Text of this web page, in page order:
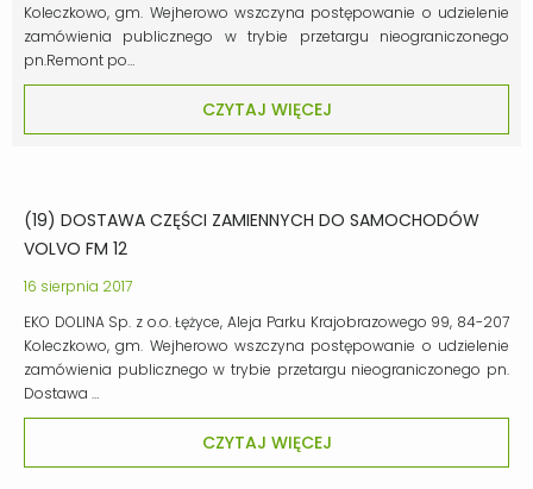
Koleczkowo, gm. Wejherowo wszczyna postępowanie o udzielenie
zamówienia publicznego w trybie przetargu nieograniczonego
pn.Remont po…
CZYTAJ WIĘCEJ
(19) DOSTAWA CZĘŚCI ZAMIENNYCH DO SAMOCHODÓW
VOLVO FM 12
16 sierpnia 2017
EKO DOLINA Sp. z o.o. Łężyce, Aleja Parku Krajobrazowego 99, 84-207
Koleczkowo, gm. Wejherowo wszczyna postępowanie o udzielenie
zamówienia publicznego w trybie przetargu nieograniczonego pn.
Dostawa …
CZYTAJ WIĘCEJ